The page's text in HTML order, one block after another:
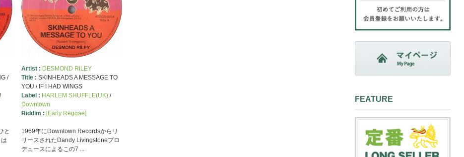
/
/
と
Artist : DESMOND RILEY
Title : SKINHEADS A MESSAGE TO
YOU / IF I HAD WINGS
Label : HARLEM SHUFFLE(UK)/
Downtown
Riddim : [Early Reggae]
1969年にDowntown Recordsからリ
リースされたDandy Livingstoneプロ
デュースによるこの7 ...
FEATURE